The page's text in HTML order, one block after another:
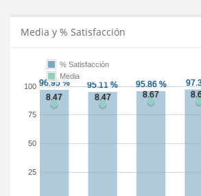
Media y % Satisfacción
25
50
75
100
% Satisfacción
Media